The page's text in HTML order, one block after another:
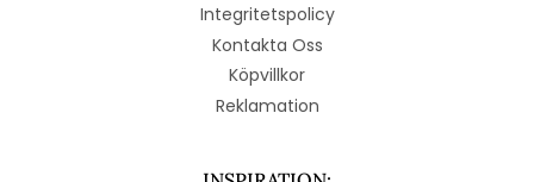
Integritetspolicy
Kontakta Oss
Köpvillkor
Reklamation